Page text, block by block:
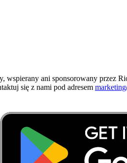
wspierany ani sponsorowany przez
się z nami pod adresem